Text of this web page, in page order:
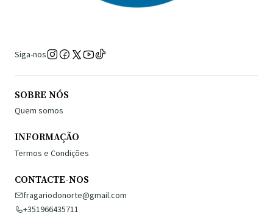
Siga-nos
SOBRE NÓS
Quem somos
INFORMAÇÃO
Termos e Condições
CONTACTE-NOS
fragariodonorte@gmail.com
+351966435711